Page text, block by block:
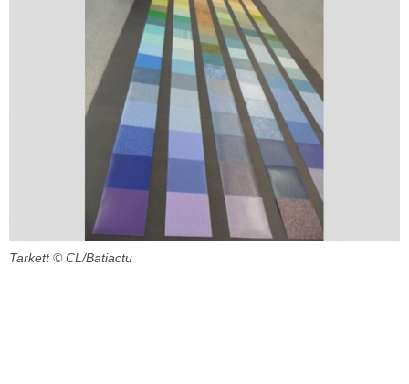
Tarkett © CL/Batiactu